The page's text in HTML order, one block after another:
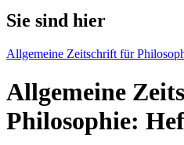
Sie sind hier
Allgemeine Zeitschrift für
Allgemeine
Philosophie: